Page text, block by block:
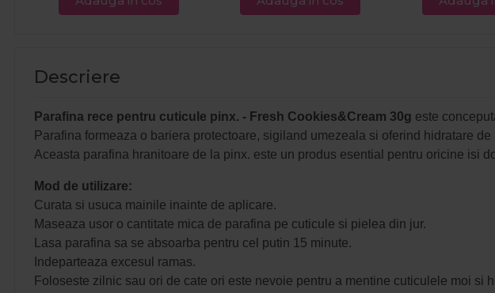
Descriere
Parafina rece pentru cuticule pinx. - Fresh Cookies&Cream 30g este
Parafina formeaza o bariera protectoare, sigiland umezeala si oferind hidratare
Aceasta parafina hranitoare de la pinx. este un produs esential pentru oricine isi
Mod de utilizare:
Curata si usuca mainile inainte de aplicare.
Maseaza usor o cantitate mica de parafina pe cuticule si pielea din jur.
Lasa parafina sa se absoarba pentru cel putin 15 minute.
Indeparteaza excesul ramas.
Foloseste zilnic sau ori de cate ori este nevoie pentru a mentine cuticulele moi si